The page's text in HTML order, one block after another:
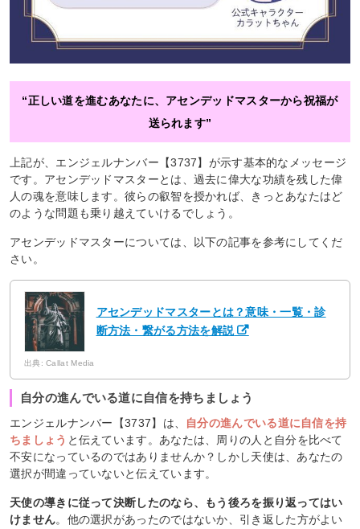
“正しい道を進むあなたに、アセンデッドマスターから祝福が
送られます”
上記が、エンジェルナンバー【3737】が示す基本的なメッセージ
です。アセンデッドマスターとは、過去に偉大な功績を残した偉
人の魂を意味します。彼らの叡智を授かれば、きっとあなたはど
のような問題も乗り越えていけるでしょう。
アセンデッドマスターについては、以下の記事を参考にしてくだ
さい。
アセンデッドマスターとは？意味・一覧・診
断方法・繋がる方法を解説
出典: Callat Media
自分の進んでいる道に自信を持ちましょう
エンジェルナンバー【3737】は、
自分の進んでいる道に自信を持
ちましょう と伝えています。あなたは、周りの人と自分を比べて
不安になっているのではありませんか？しかし天使は、あなたの
選択が間違っていないと伝えています。
天使の導きに従って決断したのなら、もう後ろを振り返ってはい
けません。他の選択があったのではないか、引き返した方がよい